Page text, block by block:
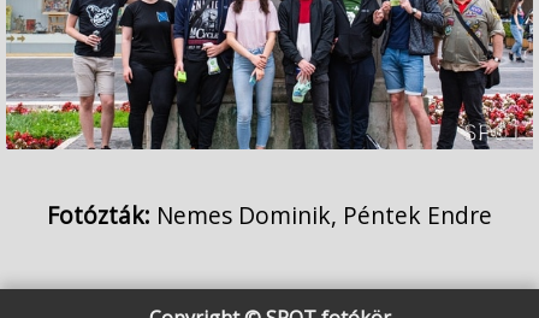
Fotózták: Nemes Dominik, Péntek Endre